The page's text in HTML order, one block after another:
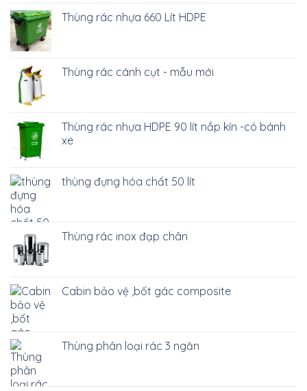
Thùng rác nhựa 660 Lít HDPE
Thùng rác cánh cụt - mẫu mới
Thùng rác nhựa HDPE 90 lít nắp kín -có bánh
xe
thùng đựng hóa chất 50 lít
Thùng rác inox đạp chân
Cabin bảo vệ ,bốt gác composite
Thùng phân loại rác 3 ngăn